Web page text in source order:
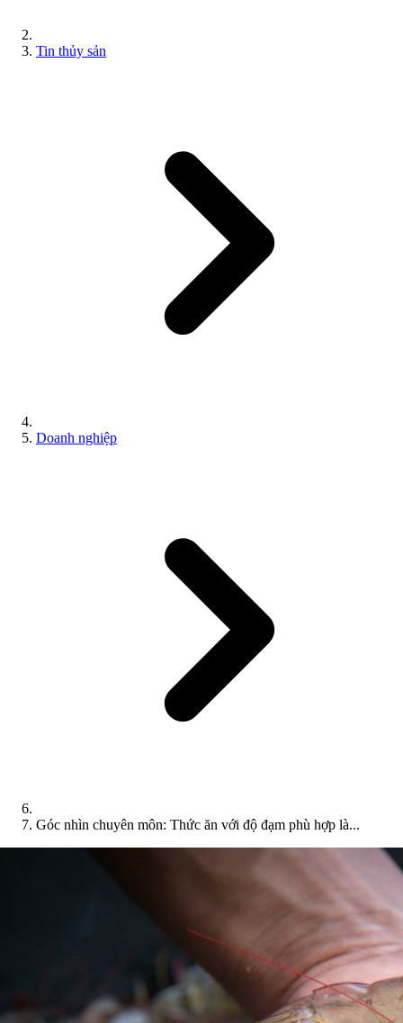
Tin thủy sản
Doanh nghiệp
Góc nhìn chuyên môn: Thức ăn với độ đạm phù hợp là...